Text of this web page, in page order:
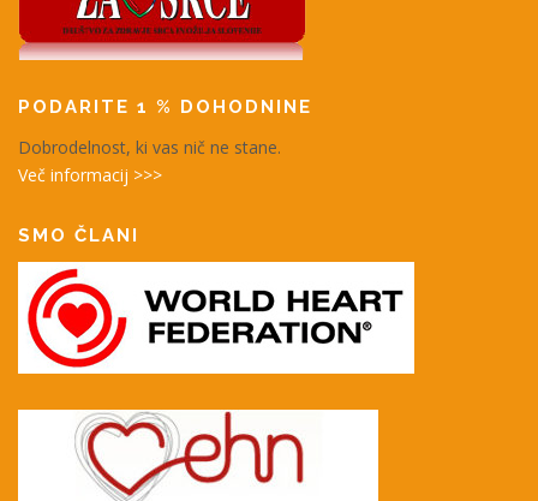
PODARITE 1 % DOHODNINE
Dobrodelnost, ki vas nič ne stane.
Več informacij >>>
SMO ČLANI